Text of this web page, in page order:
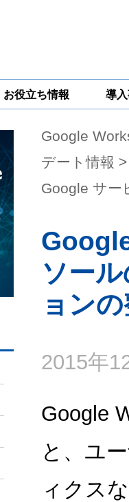
お役立ち情報
一
導
ア
Google
Workspace
セキュリティ
対策サービス
Google
デート情報
Google サー
ソー
ョン
2015年
Google
と、ユ
ィクス